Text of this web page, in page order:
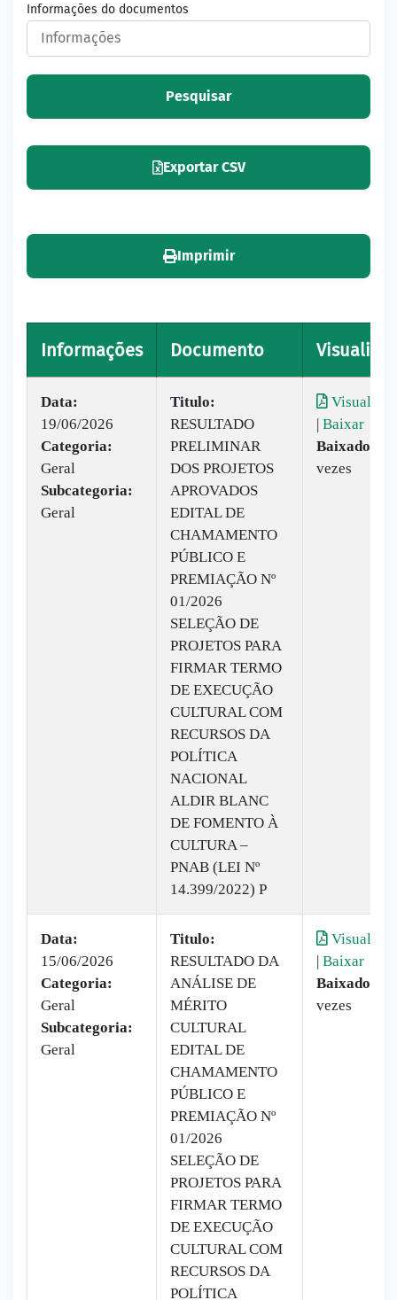
Informações do documentos
Pesquisar
Exportar CSV
Imprimir
Informações Documento Visualizar
Data:
19/06/2026
Categoria:
Geral
Subcategoria:
Geral
Titulo:
RESULTADO
PRELIMINAR
DOS PROJETOS
APROVADOS
EDITAL DE
CHAMAMENTO
PÚBLICO E
PREMIAÇÃO Nº
01/2026
SELEÇÃO DE
PROJETOS PARA
FIRMAR TERMO
DE EXECUÇÃO
CULTURAL COM
RECURSOS DA
POLÍTICA
NACIONAL
ALDIR BLANC
DE FOMENTO À
CULTURA –
PNAB (LEI Nº
14.399/2022) P
Visualizar
| Baixar
Baixado:
vezes
Data:
15/06/2026
Categoria:
Geral
Subcategoria:
Geral
Titulo:
RESULTADO DA
ANÁLISE DE
MÉRITO
CULTURAL
EDITAL DE
CHAMAMENTO
PÚBLICO E
PREMIAÇÃO Nº
01/2026
SELEÇÃO DE
PROJETOS PARA
FIRMAR TERMO
DE EXECUÇÃO
CULTURAL COM
RECURSOS DA
POLÍTICA
Visualizar
| Baixar
Baixado:
vezes